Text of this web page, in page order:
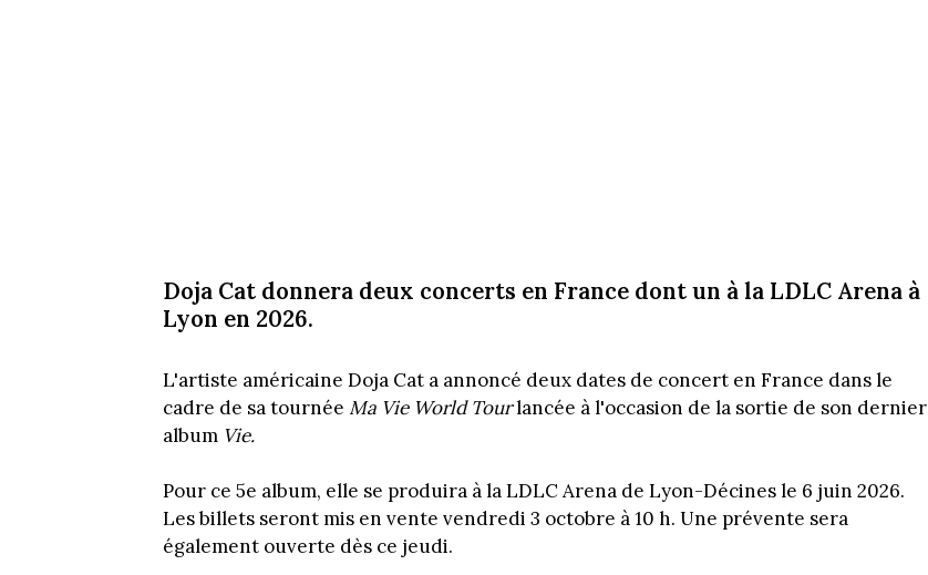
Doja Cat donnera deux concerts en France dont un à la LDLC Arena à
Lyon en 2026.
L'artiste américaine Doja Cat a annoncé deux dates de concert en France dans le
cadre de sa tournée Ma Vie World Tourlancée à l'occasion de la sortie de son dernier
album Vie.
Pour ce 5e album, elle se produira à la LDLC Arena de Lyon-Décines le 6 juin 2026.
Les billets seront mis en vente vendredi 3 octobre à 10 h. Une prévente sera
également ouverte dès ce jeudi.